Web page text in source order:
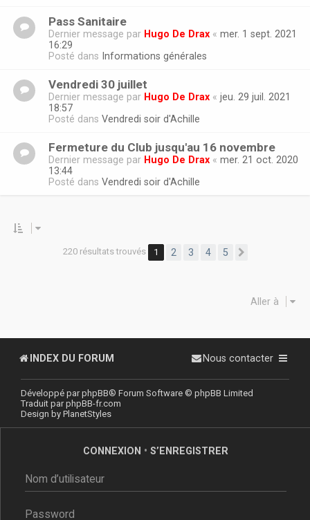
Pass Sanitaire
Dernier message par Hugo De Drax « mer. 1 sept. 2021
16:29
Posté dans Informations générales
Vendredi 30 juillet
Dernier message par Hugo De Drax « jeu. 29 juil. 2021
18:57
Posté dans Vendredi soir d'Achille
Fermeture du Club jusqu'au 16 novembre
Dernier message par Hugo De Drax « mer. 21 oct. 2020
13:44
Posté dans Vendredi soir d'Achille
220 résultats trouvés 1 2 3 4 5
Aller à
INDEX DU FORUM Nous contacter
Développé parphpBB® Forum Software © phpBB Limited
Traduit parphpBB-fr.com
Design by PlanetStyles
CONNEXION • S’ENREGISTRER